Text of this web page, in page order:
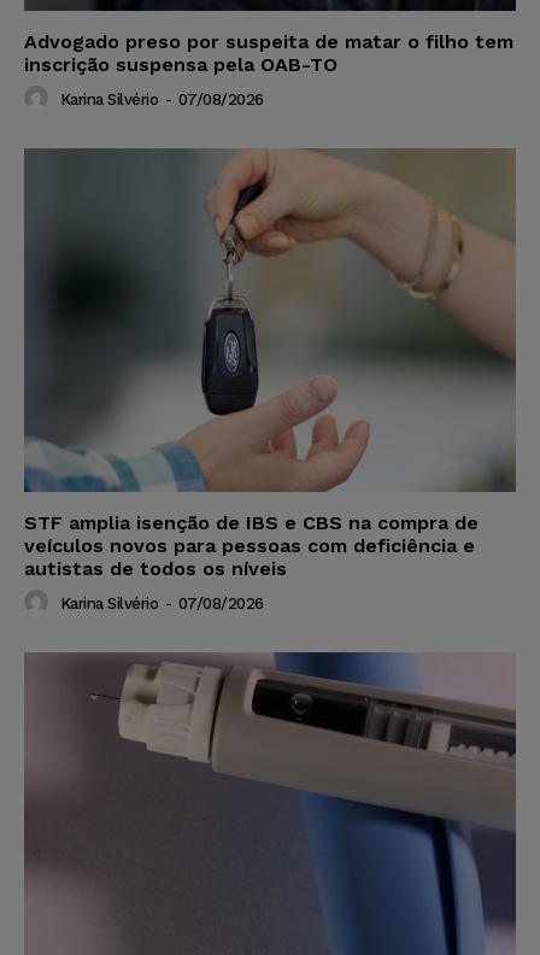
Advogado preso por suspeita de matar o filho tem
inscrição suspensa pela OAB-TO
Karina Silvério - 07/08/2026
STF amplia isenção de IBS e CBS na compra de
veículos novos para pessoas com deficiência e
autistas de todos os níveis
Karina Silvério - 07/08/2026